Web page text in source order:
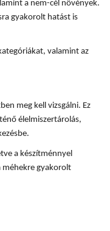
a nem-cél növények.
gyakorolt hatást is
valamint az
meg kell vizsgálni. Ez
élelmiszertárolás,
a készítménnyel
méhekre gyakorolt